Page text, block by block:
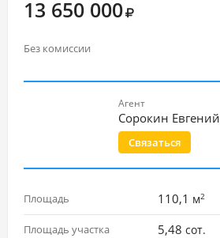
13 650 000
Без комиссии
Агент
Сорокин Евгений
Связаться
Площадь 110,1 м2
Площадь участка 5,48 сот.